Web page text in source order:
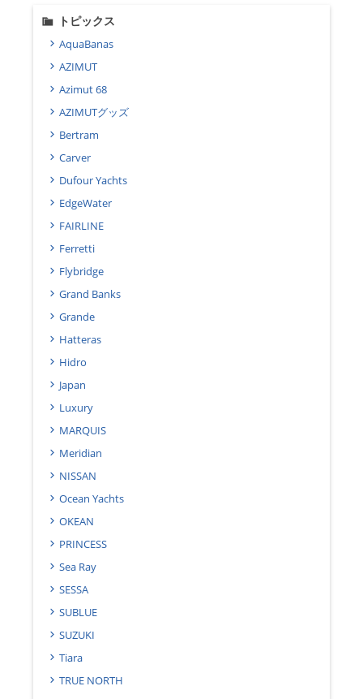
トピックス
AquaBanas
AZIMUT
Azimut 68
AZIMUTグッズ
Bertram
Carver
Dufour Yachts
EdgeWater
FAIRLINE
Ferretti
Flybridge
Grand Banks
Grande
Hatteras
Hidro
Japan
Luxury
MARQUIS
Meridian
NISSAN
Ocean Yachts
OKEAN
PRINCESS
Sea Ray
SESSA
SUBLUE
SUZUKI
Tiara
TRUE NORTH